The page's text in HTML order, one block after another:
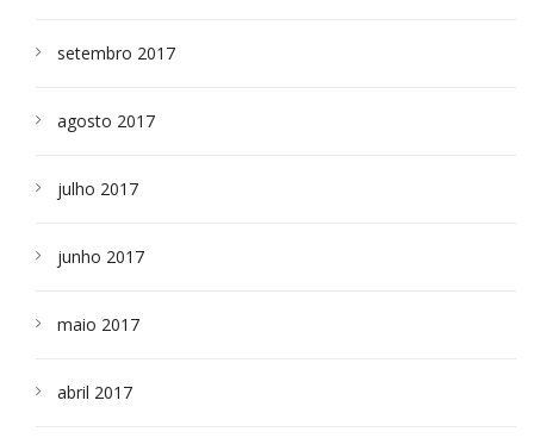
setembro 2017
agosto 2017
julho 2017
junho 2017
maio 2017
abril 2017